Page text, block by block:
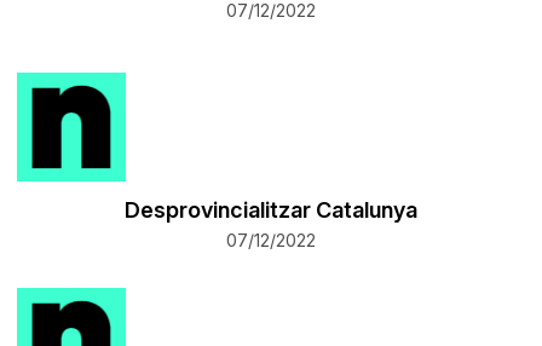
07/12/2022
Desprovincialitzar Catalunya
07/12/2022